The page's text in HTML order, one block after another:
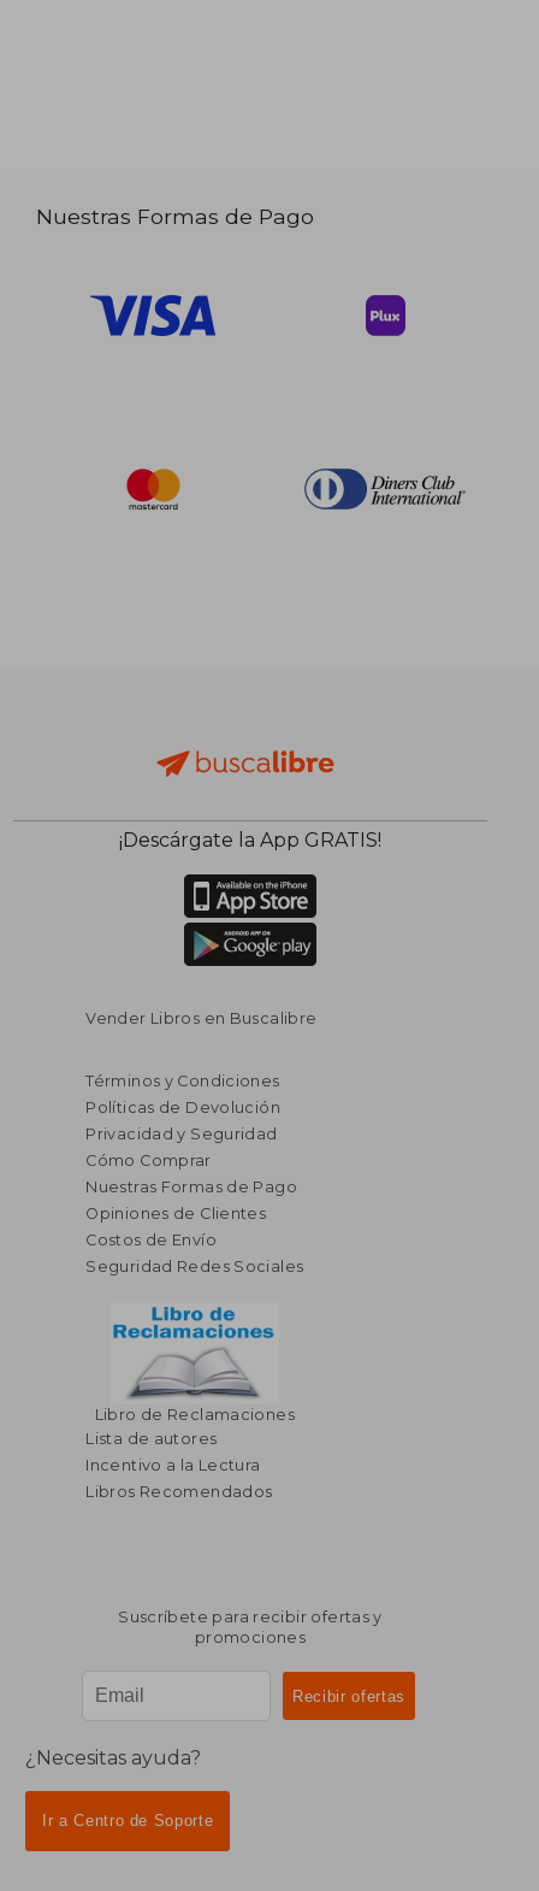
Nuestras Formas de Pago
¡Descárgate la App GRATIS!
Vender Libros en Buscalibre
Términos y Condiciones
Políticas de Devolución
Privacidad y Seguridad
Cómo Comprar
Nuestras Formas de Pago
Opiniones de Clientes
Costos de Envío
Seguridad Redes Sociales
Libro de Reclamaciones
Lista de autores
Incentivo a la Lectura
Libros Recomendados
Suscríbete para recibir ofertas y
promociones
¿Necesitas ayuda?
Ir a Centro de Soporte